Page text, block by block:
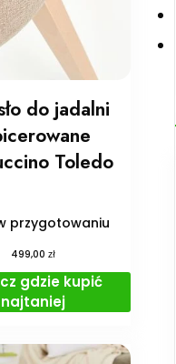
do jadalni
Toledo
przygotowaniu
499,00 zł
gdzie kupić
najtaniej